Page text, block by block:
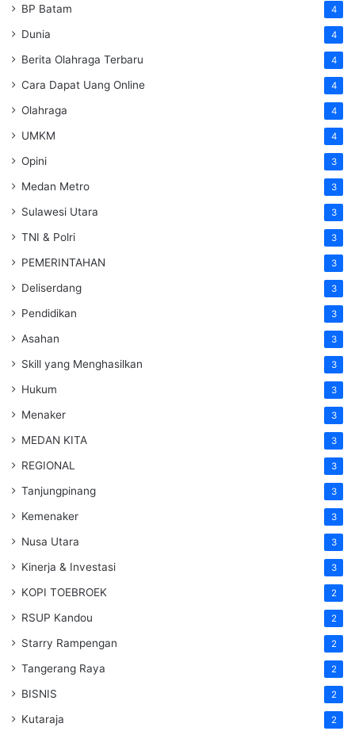
BP Batam 4
Dunia 4
Berita Olahraga Terbaru 4
Cara Dapat Uang Online 4
Olahraga 4
UMKM 4
Opini 3
Medan Metro 3
Sulawesi Utara 3
TNI & Polri 3
PEMERINTAHAN 3
Deliserdang 3
Pendidikan 3
Asahan 3
Skill yang Menghasilkan 3
Hukum 3
Menaker 3
MEDAN KITA 3
REGIONAL 3
Tanjungpinang 3
Kemenaker 3
Nusa Utara 3
Kinerja & Investasi 3
KOPI TOEBROEK 2
RSUP Kandou 2
Starry Rampengan 2
Tangerang Raya 2
BISNIS 2
Kutaraja 2